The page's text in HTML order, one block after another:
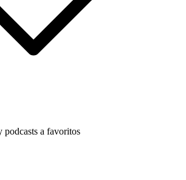
podcasts a favoritos